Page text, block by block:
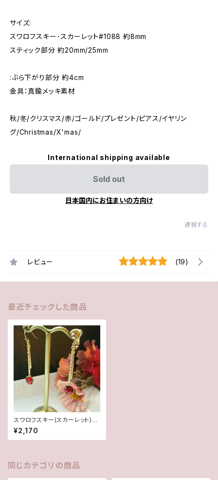
サイズ:
スワロフスキー･スカーレット#1088 約8mm
スティック部分 約20mm/25mm
:ぶら下がり部分 約4cm
金具：真鍮メッキ素材
秋/冬/クリスマス/赤/ゴールド/プレゼント/ピアス/イヤリン
グ/Christmas/X'mas/
International shipping available
Sold out
日本国内にお住まいの方向け
通報する
レビュー (19)
最近チェックした商品
スワロフスキー(スカーレット)ス
ティックピアス/イヤリング
¥2,170
同じカテゴリの商品